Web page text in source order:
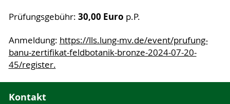
Prüfungsgebühr: 30,00 Euro p.P.
Anmeldung: https://lls.lung-mv.de/event/prufung-
banu-zertifikat-feldbotanik-bronze-2024-07-20-
45/register.
Kontakt